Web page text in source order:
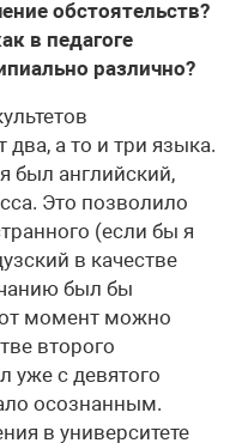
обстоятельств?
в педагоге
различно?
а то и три языка.
был английский,
Это позволило
(если бы я
в качестве
был бы
момент можно
второго
уже с девятого
осознанным.
в университете